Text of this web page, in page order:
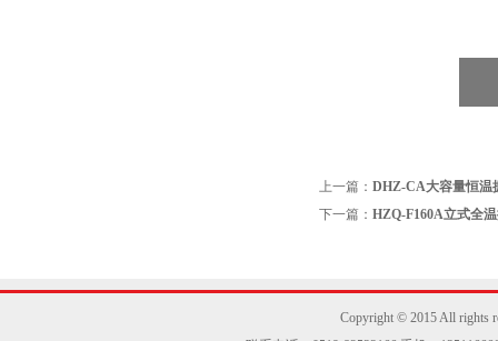
上一篇： DHZ-CA大容量恒温
下一篇： HZQ-F160A立式全
Copyright © 2015 All rights